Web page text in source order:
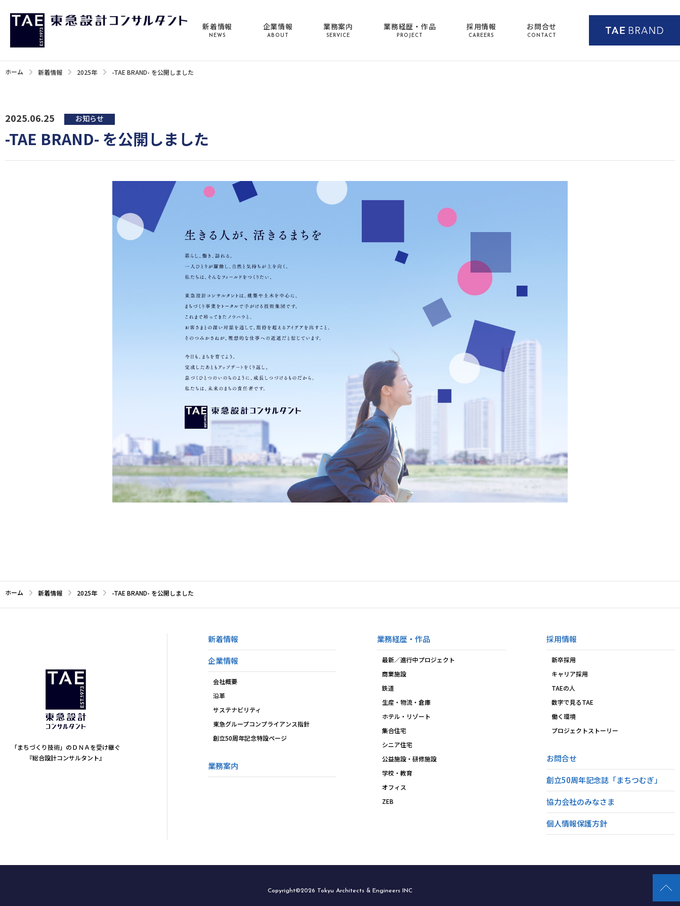
新着情報
NEWS
企業情報
ABOUT
業務案内
SERVICE
業務経歴・作品
PROJECT
採用情報
CAREERS
お問合せ
CONTACT
ホーム 新着情報 2025年 -TAE BRAND- を公開しました
2025.06.25 お知らせ
-TAE BRAND- を公開しました
ホーム 新着情報 2025年 -TAE BRAND- を公開しました
「まちづくり技術」のＤＮＡを受け継ぐ
『総合設計コンサルタント』
新着情報
企業情報
会社概要
沿革
サステナビリティ
東急グループコンプライアンス指針
創立50周年記念特設ページ
業務案内
業務経歴・作品
最新／進行中プロジェクト
商業施設
鉄道
生産・物流・倉庫
ホテル・リゾート
集合住宅
シニア住宅
公益施設・研修施設
学校・教育
オフィス
ZEB
採用情報
新卒採用
キャリア採用
TAEの人
数字で見るTAE
働く環境
プロジェクトストーリー
お問合せ
創立50周年記念誌「まちつむぎ」
協力会社のみなさま
個人情報保護方針
Copyright©2026 Tokyu Architects & Engineers INC